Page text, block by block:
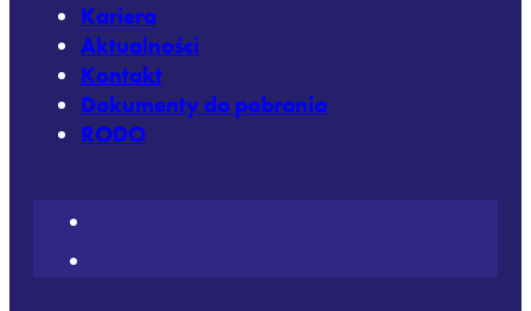
Kariera
Aktualności
Kontakt
Dokumenty do pobrania
RODO